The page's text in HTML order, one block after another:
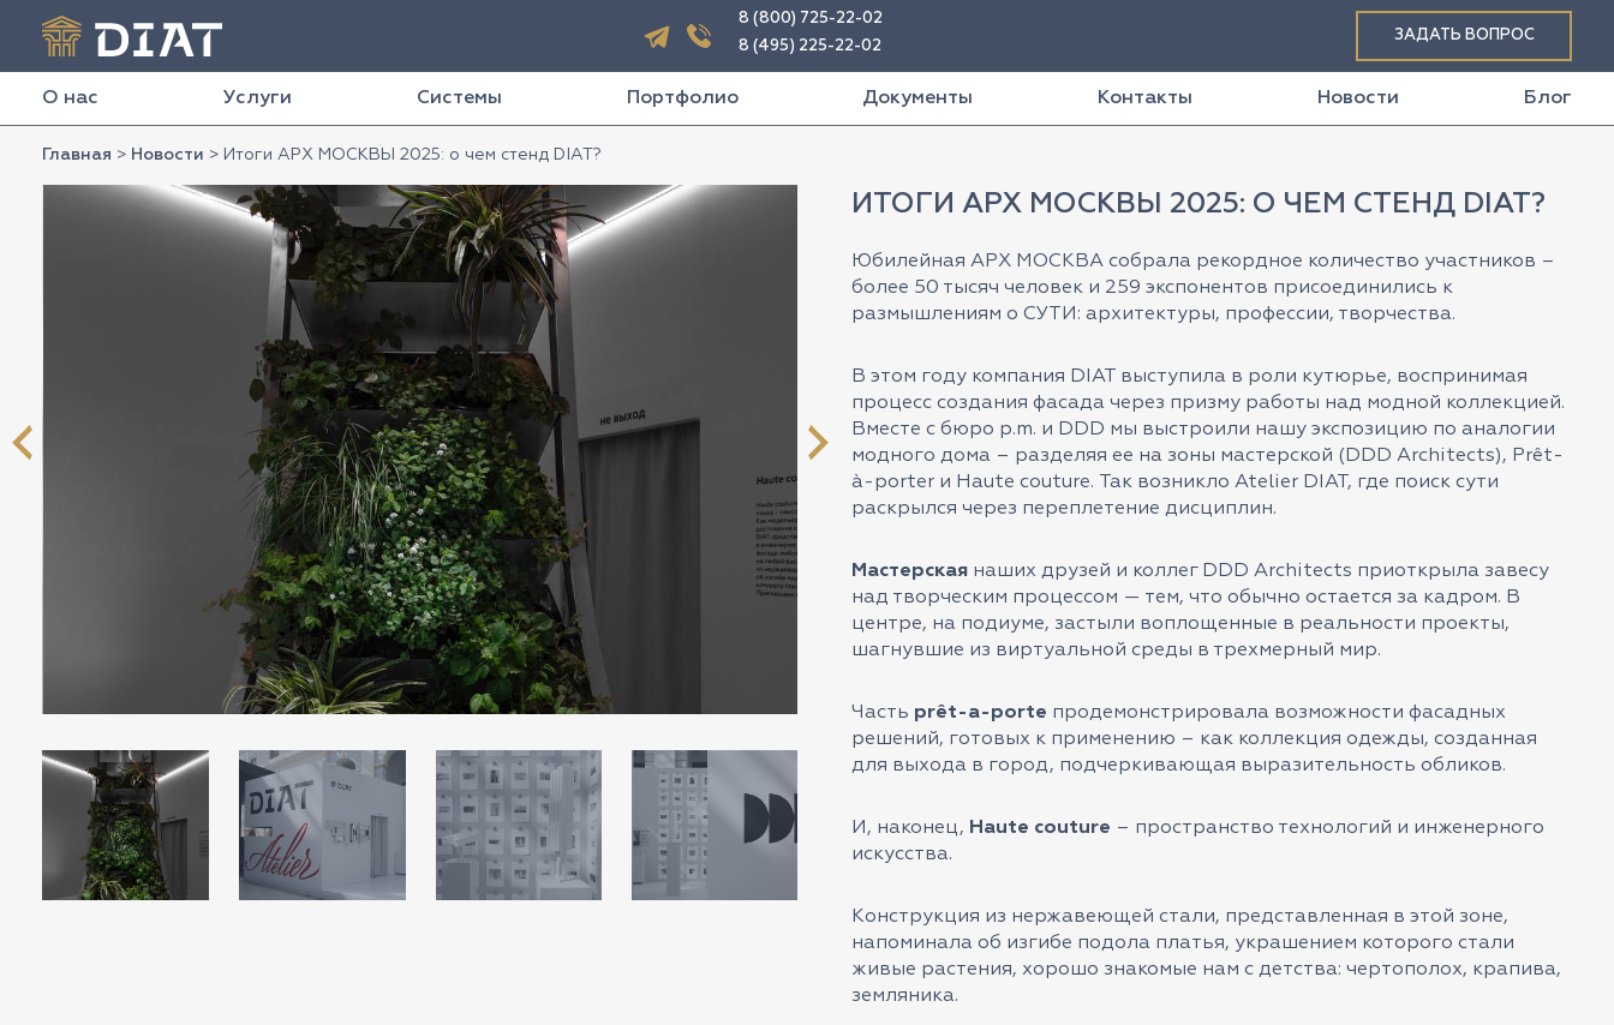
8 (800) 725-22-02
8 (495) 225-22-02
ЗАДАТЬ ВОПРОС
О нас Услуги Системы Портфолио Документы Контакты Новости Блог
Главная > Новости > Итоги АРХ МОСКВЫ 2025: о чем стенд DIAT?
ИТОГИ АРХ МОСКВЫ 2025: О ЧЕМ СТЕНД DIAT?
Юбилейная АРХ МОСКВА собрала рекордное количество участников –
более 50 тысяч человек и 259 экспонентов присоединились к
размышлениям о СУТИ: архитектуры, профессии, творчества.
В этом году компания DIAT выступила в роли кутюрье, воспринимая
процесс создания фасада через призму работы над модной коллекцией.
Вместе с бюро p.m. и DDD мы выстроили нашу экспозицию по аналогии
модного дома – разделяя ее на зоны мастерской (DDD Architects), Prêt-
à-porter и Haute couture. Так возникло Atelier DIAT, где поиск сути
раскрылся через переплетение дисциплин.
Мастерская наших друзей и коллег DDD Architects приоткрыла завесу
над творческим процессом — тем, что обычно остается за кадром. В
центре, на подиуме, застыли воплощенные в реальности проекты,
шагнувшие из виртуальной среды в трехмерный мир.
Часть prêt-a-porte продемонстрировала возможности фасадных
решений, готовых к применению – как коллекция одежды, созданная
для выхода в город, подчеркивающая выразительность обликов.
И, наконец, Haute couture – пространство технологий и инженерного
искусства.
Конструкция из нержавеющей стали, представленная в этой зоне,
напоминала об изгибе подола платья, украшением которого стали
живые растения, хорошо знакомые нам с детства: чертополох, крапива,
земляника.